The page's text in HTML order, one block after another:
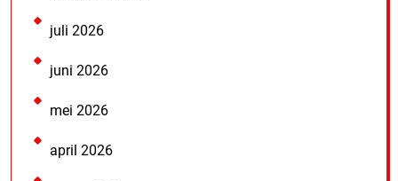
juli 2026
juni 2026
mei 2026
april 2026